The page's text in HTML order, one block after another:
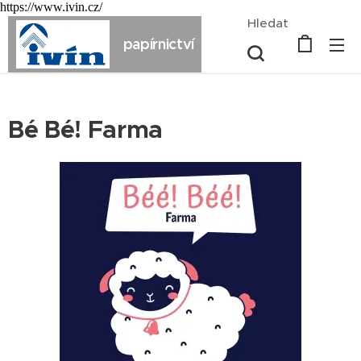
https://www.ivin.cz/
papírnictví
Hledat
Bé Bé! Farma